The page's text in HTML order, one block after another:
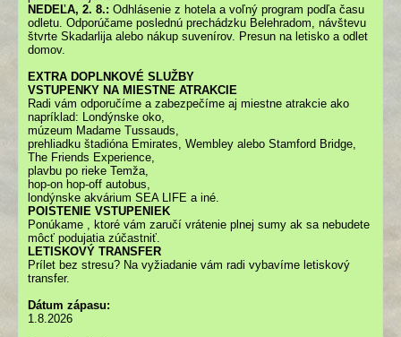
NEDEĽA, 2. 8.: Odhlásenie z hotela a voľný program podľa času
odletu. Odporúčame poslednú prechádzku Belehradom, návštevu
štvrte Skadarlija alebo nákup suvenírov. Presun na letisko a odlet
domov.
EXTRA DOPLNKOVÉ SLUŽBY
VSTUPENKY NA MIESTNE ATRAKCIE
Radi vám odporučíme a zabezpečíme aj miestne atrakcie ako
napríklad: Londýnske oko,
múzeum Madame Tussauds,
prehliadku štadióna Emirates, Wembley alebo Stamford Bridge,
The Friends Experience,
plavbu po rieke Temža,
hop-on hop-off autobus,
londýnske akvárium SEA LIFE a iné.
POISTENIE VSTUPENIEK
Ponúkame
, ktoré vám zaručí vrátenie plnej sumy ak sa nebudete
môcť podujatia zúčastniť.
LETISKOVÝ TRANSFER
Prílet bez stresu? Na vyžiadanie vám radi vybavíme letiskový
transfer.
Dátum zápasu:
1.8.2026